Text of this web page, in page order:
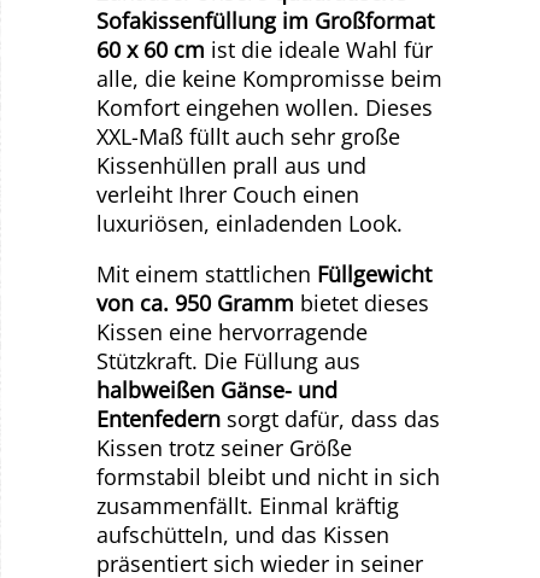
Sofakissenfüllung im Großformat
60 x 60 cm ist die ideale Wahl für
alle, die keine Kompromisse beim
Komfort eingehen wollen. Dieses
XXL-Maß füllt auch sehr große
Kissenhüllen prall aus und
verleiht Ihrer Couch einen
luxuriösen, einladenden Look.
Mit einem stattlichen Füllgewicht
von ca. 950 Gramm bietet dieses
Kissen eine hervorragende
Stützkraft. Die Füllung aus
halbweißen Gänse- und
Entenfedern sorgt dafür, dass das
Kissen trotz seiner Größe
formstabil bleibt und nicht in sich
zusammenfällt. Einmal kräftig
aufschütteln, und das Kissen
präsentiert sich wieder in seiner